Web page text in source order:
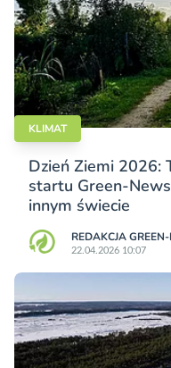
KLIMAT
Dzień Ziemi 2026:
startu Green-
innym świecie
REDAKCJA
22.04.2026 10:07